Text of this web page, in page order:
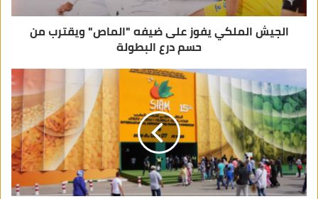
الجيش الملكي يفوز على ضيفه "الماص" ويقترب من
حسم درع البطولة